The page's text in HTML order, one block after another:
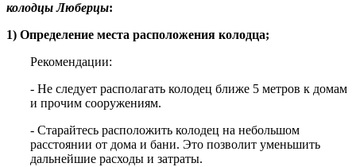
колодцы Люберцы:
1) Определение места расположения колодца;
Рекомендации:
- Не следует располагать колодец ближе 5 метров к домам
и прочим сооружениям.
- Старайтесь расположить колодец на небольшом
расстоянии от дома и бани. Это позволит уменьшить
дальнейшие расходы и затраты.